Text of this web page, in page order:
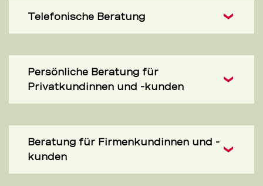
Telefonische Beratung
Persönliche Beratung für
Privatkundinnen und -kunden
Beratung für Firmenkundinnen und -
kunden